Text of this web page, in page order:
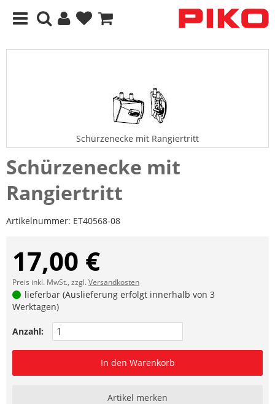
Schürzenecke mit Rangiertritt
Schürzenecke mit
Rangiertritt
Artikelnummer: ET40568-08
17,00 €
Preis inkl. MwSt., zzgl.Versandkosten
lieferbar (Auslieferung erfolgt innerhalb von 3
Werktagen)
Anzahl:
In den Warenkorb
Artikel merken